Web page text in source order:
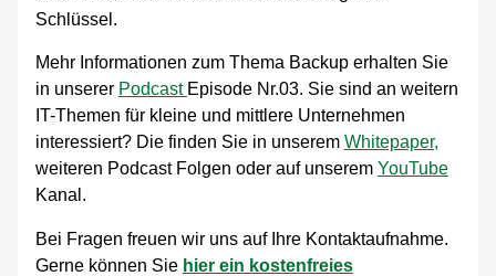
Schlüssel.
Mehr Informationen zum Thema Backup erhalten Sie
in unserer Podcast Episode Nr.03. Sie sind an weitern
IT-Themen für kleine und mittlere Unternehmen
interessiert? Die finden Sie in unserem Whitepaper,
weiteren Podcast Folgen oder auf unserem YouTube
Kanal.
Bei Fragen freuen wir uns auf Ihre Kontaktaufnahme.
Gerne können Sie hier ein kostenfreies